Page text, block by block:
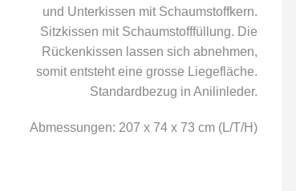
und Unterkissen mit Schaumstoffkern.
Sitzkissen mit Schaumstofffüllung. Die
Rückenkissen lassen sich abnehmen,
somit entsteht eine grosse Liegefläche.
Standardbezug in Anilinleder.
Abmessungen: 207 x 74 x 73 cm (L/T/H)